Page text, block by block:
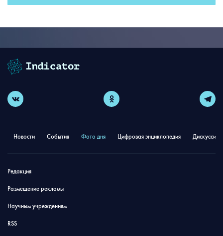
Новости События Фото дня Цифровая энциклопедия
Редакция
Размещение рекламы
Научным учреждениям
RSS